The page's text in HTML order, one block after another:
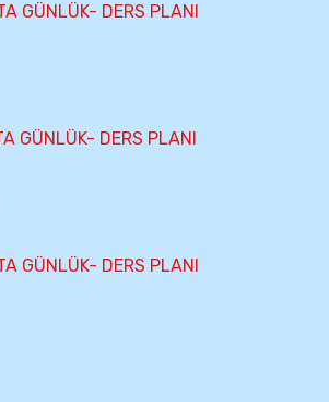
GÜNLÜK- DERS PLANI
GÜNLÜK- DERS PLANI
GÜNLÜK- DERS PLANI